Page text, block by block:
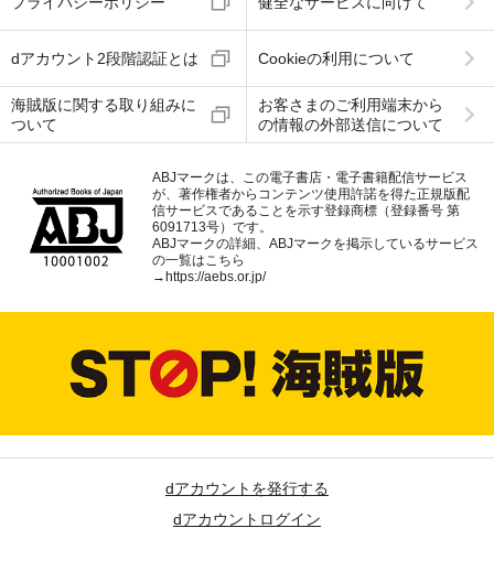
dアカウント2段階認証とは Cookieの利用について
海賊版に関する取り組みに
ついて
お客さまのご利用端末から
の情報の外部送信について
ABJマークは、この電子書店・電子書籍配信サービス
が、著作権者からコンテンツ使用許諾を得た正規版配
信サービスであることを示す登録商標（登録番号 第
6091713号）です。
ABJマークの詳細、ABJマークを掲示しているサービス
の一覧はこちら
→https://aebs.or.jp/
dアカウントを発行する
dアカウントログイン